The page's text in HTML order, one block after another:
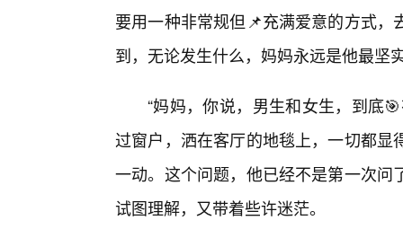
要用一种非常规但📌充满爱意的方式
到，无论发生什么，妈妈永远是他最坚
“妈妈，你说，男生和女生，到底
过窗户，洒在客厅的地毯上，一切都
一动。这个问题，他已经不是第一次
试图理解，又带着些许迷茫。